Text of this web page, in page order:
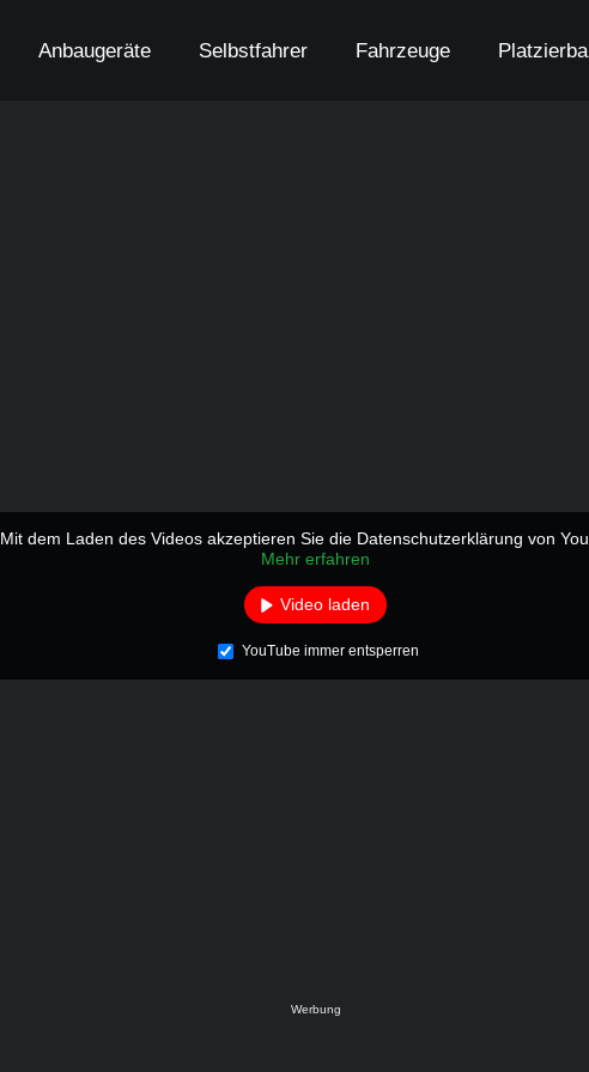
Anbaugeräte Selbstfahrer Fahrzeuge
Mit dem Laden des Videos akzeptieren Sie die Datenschutzerklärung von
Mehr erfahren
Video laden
YouTube immer entsperren
Werbung